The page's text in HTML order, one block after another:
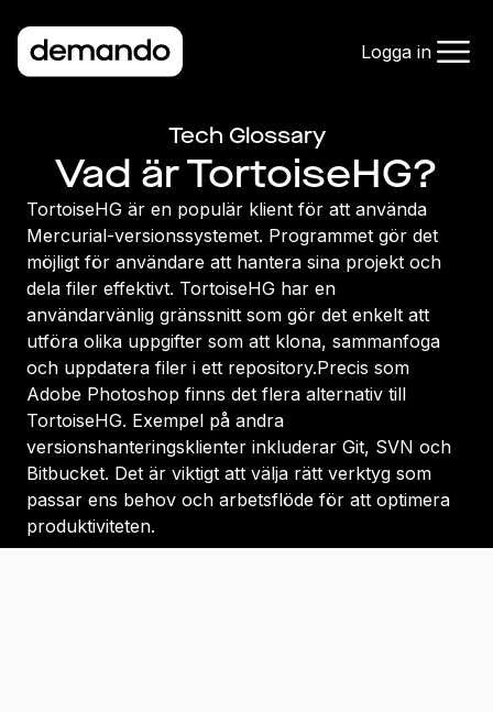
Logga in
Tech Glossary
Vad är TortoiseHG?
TortoiseHG är en populär klient för att använda
Mercurial-versionssystemet. Programmet gör det
möjligt för användare att hantera sina projekt och
dela filer effektivt. TortoiseHG har en
användarvänlig gränssnitt som gör det enkelt att
utföra olika uppgifter som att klona, sammanfoga
och uppdatera filer i ett repository.Precis som
Adobe Photoshop finns det flera alternativ till
TortoiseHG. Exempel på andra
versionshanteringsklienter inkluderar Git, SVN och
Bitbucket. Det är viktigt att välja rätt verktyg som
passar ens behov och arbetsflöde för att optimera
produktiviteten.